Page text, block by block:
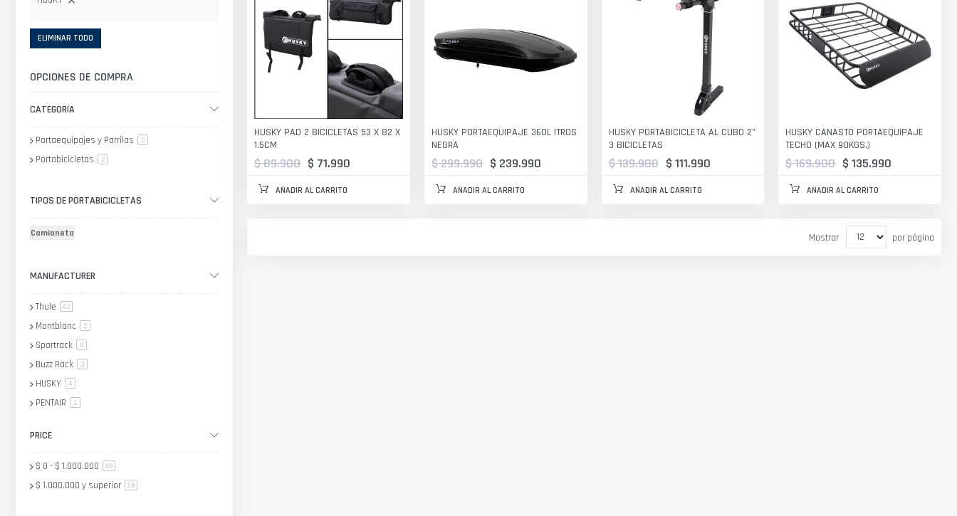
HUSKY PAD 2 BICICLETAS 53 X 82 X
1.5CM
$ 71.990
$ 89.900
AÑADIR AL CARRITO
HUSKY PORTAEQUIPAJE 360L ITROS
NEGRA
$ 239.990
$ 299.990
AÑADIR AL CARRITO
HUSKY PORTABICICLETA AL CUBO 2"
3 BICICLETAS
$ 111.990
$ 139.900
AÑADIR AL CARRITO
HUSKY CANASTO PORTAEQUIPAJE
TECHO (MAX 90KGS.)
$ 135.990
$ 169.900
AÑADIR AL CARRITO
Mostrar por página
ELIMINAR TODO
OPCIONES DE COMPRA
CATEGORÍA
Portaequipajes y Parrilas 2artículo
Portabicicletas 2artículo
TIPOS DE PORTABICICLETAS
Camioneta
MANUFACTURER
Thule 42
Montblanc 2artículo
Sportrack 8artículo
Buzz Rack 3artículo
HUSKY 4
PENTAIR 1
PRICE
$ 0 - $ 1.000.000 46
$ 1.000.000 y superior 16